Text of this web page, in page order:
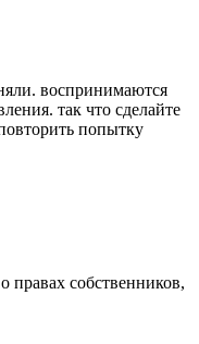
воспринимаются
так что сделайте
попытку
правах собственников,